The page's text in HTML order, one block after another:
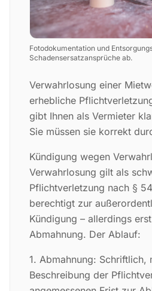
Fotodokumentation und
Schadensersatzansprüche ab.
Verwahrlosung einer
erhebliche
gibt Ihnen als Vermieter
Sie müssen sie korrekt
Kündigung wegen
Verwahrlosung gilt als
Pflichtverletzung nach §
berechtigt zur
Kündigung – allerdings
Abmahnung. Der Ablauf:
1. Abmahnung: Schriftlich,
Beschreibung der